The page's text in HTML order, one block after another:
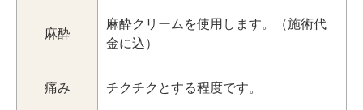
麻酔
麻酔クリームを使用します。（施術代
金に込）
痛み チクチクとする程度です。